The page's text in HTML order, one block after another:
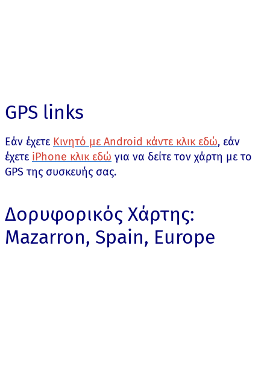
GPS links
Εάν έχετε Κινητό με Android κάντε κλικ εδώ, εάν
έχετε iPhone κλικ εδώ για να δείτε τον χάρτη με το
GPS της συσκευής σας.
Δορυφορικός Χάρτης:
Mazarron, Spain, Europe